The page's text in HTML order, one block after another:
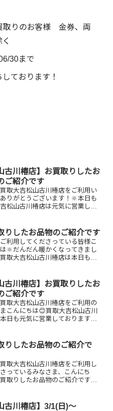
取りのお客様 金券、両
30まで
ております！
古川椿店】お買取りしたお
ご紹介です
取大吉松山古川椿店をご利用い
りがとうございます！🔆本日も
松山古川椿店は元気に営業して
、ROLEX腕時計お家で眠ってい
はございませ...
りしたお品物のご紹介です
利用してくださっている皆様こ
🔆だんだん暖かくなってきまし
取大吉松山古川椿店は本日も元
ございませんか？そのお品物ぜ
取大吉松山古川椿店...
古川椿店】お買取りしたお
ご紹介です
取大吉松山古川椿店をご利用の
こんにちは😊買取大吉松山古川
日も元気に営業しております🔆
大吉松山古川椿店にぜひお査定
ださい😊ご不明...
りしたお品物のご紹介で
取大吉松山古川椿店をご利用し
っているみなさま、こんにち
取りしたお品物のご紹介です☆
したらぜひ、お査定させてくださ
古川椿店】3/1(日)～